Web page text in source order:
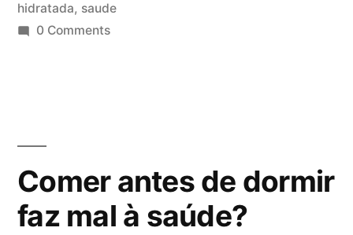
hidratada, saude
0 Comments
Comer antes de dormir
faz mal à saúde?